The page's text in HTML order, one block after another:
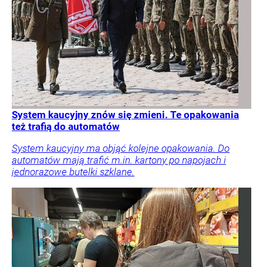
System kaucyjny znów się zmieni. Te opakowania
też trafią do automatów
System kaucyjny ma objąć kolejne opakowania. Do
automatów mają trafić m.in. kartony po napojach i
jednorazowe butelki szklane.